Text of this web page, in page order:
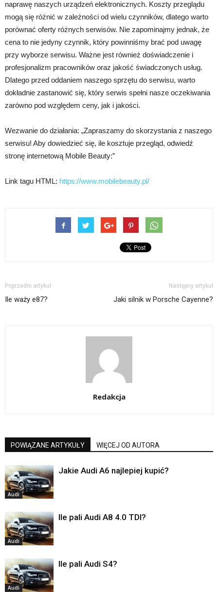
naprawę naszych urządzeń elektronicznych. Koszty przeglądu
mogą się różnić w zależności od wielu czynników, dlatego warto
porównać oferty różnych serwisów. Nie zapominajmy jednak, że
cena to nie jedyny czynnik, który powinniśmy brać pod uwagę
przy wyborze serwisu. Ważne jest również doświadczenie i
profesjonalizm pracowników oraz jakość świadczonych usług.
Dlatego przed oddaniem naszego sprzętu do serwisu, warto
dokładnie zastanowić się, który serwis spełni nasze oczekiwania
zarówno pod względem ceny, jak i jakości.
Wezwanie do działania: „Zapraszamy do skorzystania z naszego
serwisu! Aby dowiedzieć się, ile kosztuje przegląd, odwiedź
stronę internetową Mobile Beauty:”
Link tagu HTML: https://www.mobilebeauty.pl/
Poprzedni artykuł
Ile waży e87?
Następny artykuł
Jaki silnik w Porsche Cayenne?
Redakcja
POWIĄZANE ARTYKUŁY WIĘCEJ OD AUTORA
Audi
Jakie Audi A6 najlepiej kupić?
Audi
Ile pali Audi A8 4.0 TDI?
Audi
Ile pali Audi S4?